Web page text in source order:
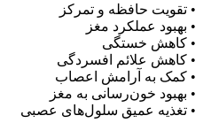
• تقویت حافظه و تمرکز
• بهبود عملکرد مغز
• کاهش خستگی
• کاهش علائم افسردگی
• کمک به آرامش اعصاب
• بهبود خون‌رسانی به مغز
• تغذیه عمیق سلول‌های عصبی